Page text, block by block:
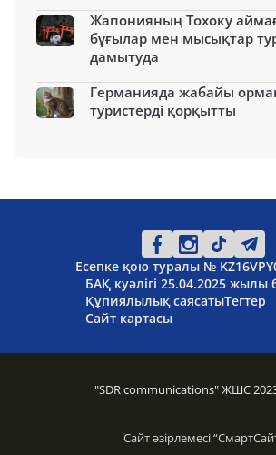
Жапонияның Тохоку
бұғылар мен мысықтар
дамытуда
Германияда жабайы
туристерді қорқытты
Есепке қою туралы №
БАҚ куәлігі 25.04.2025 жылы
Құпиялылық саясатыТегтер
Сайт картасы
"SDR communications" ЖШС
Сайт әзірлемесі “